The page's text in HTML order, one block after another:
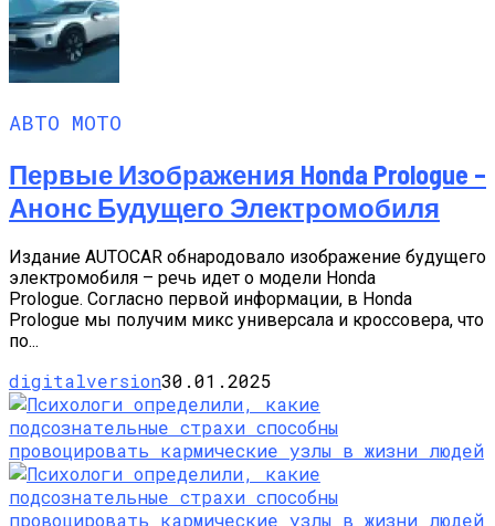
АВТО МОТО
Первые Изображения Honda Prologue –
Анонс Будущего Электромобиля
Издание AUTOCAR обнародовало изображение будущего
электромобиля – речь идет о модели Honda
Prologue. Согласно первой информации, в Honda
Prologue мы получим микс универсала и кроссовера, что
по...
digitalversion30.01.2025